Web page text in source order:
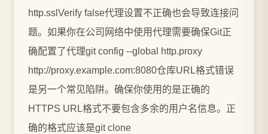
http.sslVerify false代理设置不正确也会导致连接问
题。如果你在公司网络中使用代理需要确保Git正
确配置了代理git config --global http.proxy
http://proxy.example.com:8080仓库URL格式错误
是另一个常见陷阱。确保你使用的是正确的
HTTPS URL格式不要包含多余的用户名信息。正
确的格式应该是git clone